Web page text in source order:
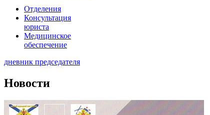
Отделения
Консультация
юриста
Медицинское
обеспечение
дневник председателя
Новости